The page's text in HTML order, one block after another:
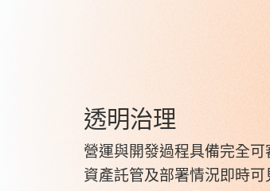
透明治理
營運與開發過程具備完全可
資產託管及部署情況即時可